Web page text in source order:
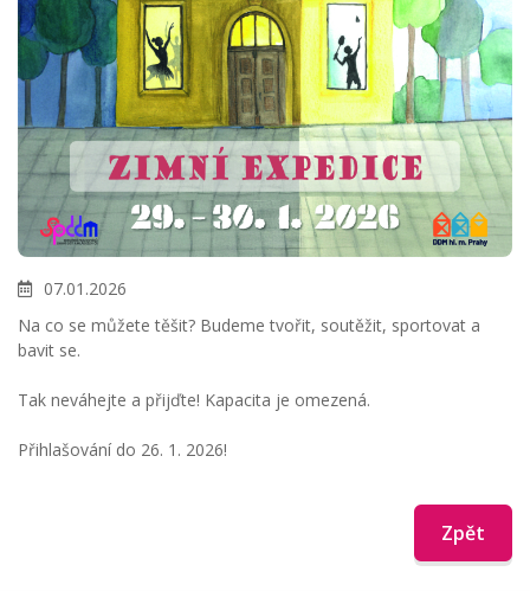
07.01.2026
Na co se můžete těšit? Budeme tvořit, soutěžit, sportovat a
bavit se.
Tak neváhejte a přijďte! Kapacita je omezená.
Přihlašování do 26. 1. 2026!
Zpět